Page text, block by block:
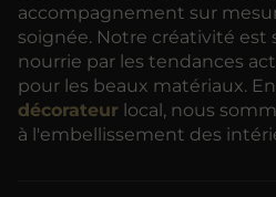
accompagnement sur
soignée. Notre créativité est
nourrie par les tendances
pour les beaux matériaux.
décorateur local, nous
à l'embellissement des